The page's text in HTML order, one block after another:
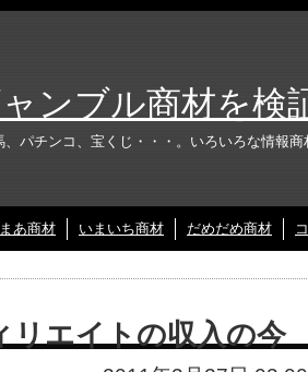
ンブル商材を検
、パチンコ、宝くじ・・・。いろいろな情報
あ商材 いまいち商材 だめだめ商材
リエイトの収入の今